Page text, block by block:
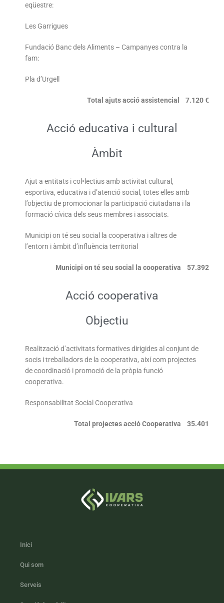
eqüestre:
Les Garrigues
Fundació Banc dels Aliments – Campanyes contra la
fam:
Pla d’Urgell
Total ajuts acció assistencial 7.120 €
Acció educativa i cultural
Àmbit
Ajut a entitats i col•lectius amb activitat cultural,
esportiva, educativa i d’atenció social, totes elles amb
l’objectiu de promocionar la participació ciutadana i la
formació cívica dels seus membres i associats.
Municipi on té seu social la cooperativa i altres de
l’entorn i àmbit d’influència territorial
Municipi on té seu social la cooperativa 57.392
Acció cooperativa
Objectiu
Realització d’activitats formatives dirigides al conjunt de
socis i treballadors de la cooperativa, així com projectes
de coordinació i promoció de la pròpia funció
cooperativa.
Responsabilitat Social Cooperativa
Total projectes acció Cooperativa 35.401
Inici
Qui som
Serveis